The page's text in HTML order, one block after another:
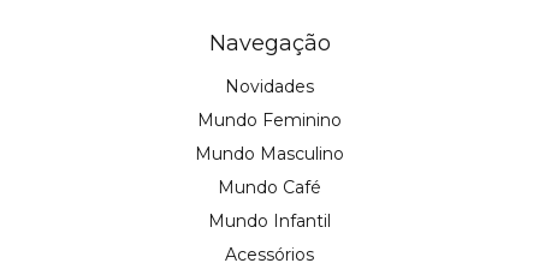
Navegação
Novidades
Mundo Feminino
Mundo Masculino
Mundo Café
Mundo Infantil
Acessórios